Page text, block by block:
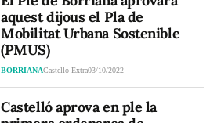
aquest dijous el Pla de
Mobilitat Urbana Sostenible
(PMUS)
BORRIANACastelló Extra03/10/2022
Castelló aprova en ple la